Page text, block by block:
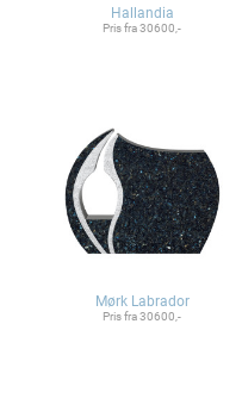
Hallandia
Pris fra 30600,-
Mørk Labrador
Pris fra 30600,-